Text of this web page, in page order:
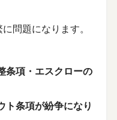
問題になります。
条項・エスクローの
ト条項が紛争になり